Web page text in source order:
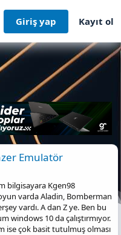
Giriş yap Kayıt ol
Emulatör
bilgisayara Kgen98
varda Aladin, Bomberman
vardı. A dan Z ye. Ben bu
windows 10 da çalıştırmıyor.
ise çok basit tutulmuş olması